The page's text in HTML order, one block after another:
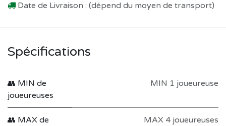
Date de Livraison : (dépend du moyen de transport)
Spécifications
👥 MIN de
joueureuses
MIN 1 joueureuse
👥 MAX de
MAX 4 joueureuses